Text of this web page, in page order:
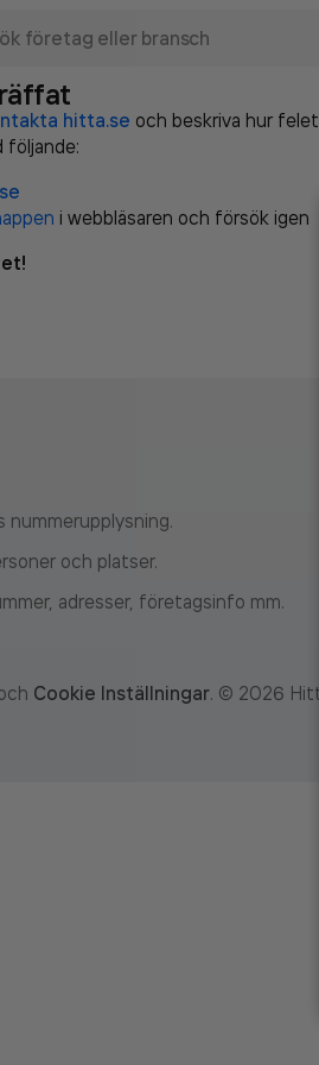
hitta.se och beskriva hur
följande:
i webbläsaren och försök igen
nummerupplysning.
och platser.
adresser, företagsinfo mm.
Cookie Inställningar. © 2026